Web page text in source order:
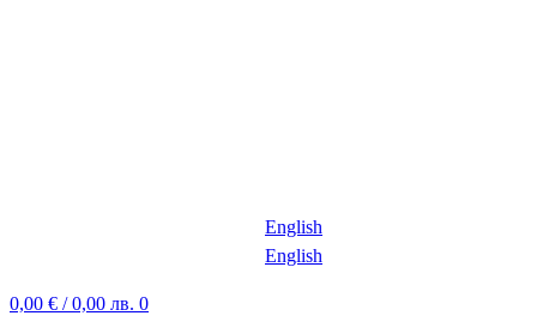
English
English
0,00 € / 0,00 лв. 0